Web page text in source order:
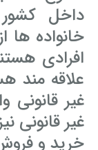
انتشار
مشاوره
مجازات های
مشاوره
لواط دانش
مجازات
مشاوره
اسید پاشی
اسید پاشی
مشاوره
مشاوره
رفع
آموزش طلاق
وکیل مرد
طلاق کی
حکم طلاق ۵ ساعته
وکیل طلاق
وکیل طلاق
وکیل طلاق
وکیل
وکیل طلاق
داخل
خانواده
افرادی
علاقه مند
غیر
غیر قانونی
خرید و